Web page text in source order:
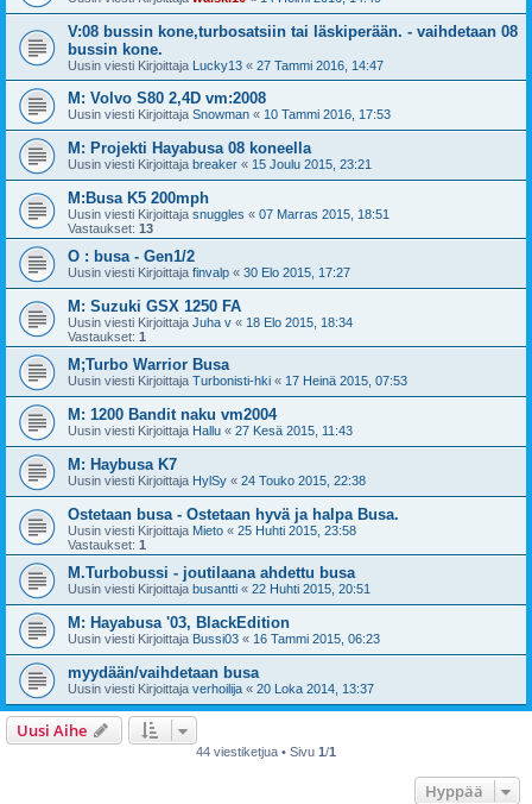
V:08 bussin kone,turbosatsiin tai läskiperään. - vaihdetaan 08
bussin kone.
Uusin viesti Kirjoittaja Lucky13 « 27 Tammi 2016, 14:47
M: Volvo S80 2,4D vm:2008
Uusin viesti Kirjoittaja Snowman « 10 Tammi 2016, 17:53
M: Projekti Hayabusa 08 koneella
Uusin viesti Kirjoittaja breaker « 15 Joulu 2015, 23:21
M:Busa K5 200mph
Uusin viesti Kirjoittaja snuggles « 07 Marras 2015, 18:51
Vastaukset: 13
O : busa - Gen1/2
Uusin viesti Kirjoittaja finvalp « 30 Elo 2015, 17:27
M: Suzuki GSX 1250 FA
Uusin viesti Kirjoittaja Juha v « 18 Elo 2015, 18:34
Vastaukset: 1
M;Turbo Warrior Busa
Uusin viesti Kirjoittaja Turbonisti-hki « 17 Heinä 2015, 07:53
M: 1200 Bandit naku vm2004
Uusin viesti Kirjoittaja Hallu « 27 Kesä 2015, 11:43
M: Haybusa K7
Uusin viesti Kirjoittaja HylSy « 24 Touko 2015, 22:38
Ostetaan busa - Ostetaan hyvä ja halpa Busa.
Uusin viesti Kirjoittaja Mieto « 25 Huhti 2015, 23:58
Vastaukset: 1
M.Turbobussi - joutilaana ahdettu busa
Uusin viesti Kirjoittaja busantti « 22 Huhti 2015, 20:51
M: Hayabusa '03, BlackEdition
Uusin viesti Kirjoittaja Bussi03 « 16 Tammi 2015, 06:23
myydään/vaihdetaan busa
Uusin viesti Kirjoittaja verhoilija « 20 Loka 2014, 13:37
Uusi Aihe
44 viestiketjua • Sivu 1/1
Hyppää